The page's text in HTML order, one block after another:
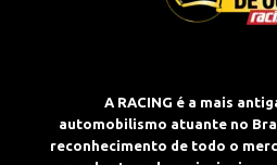
A RACING é a mais
automobilismo atuante no
reconhecimento de todo o